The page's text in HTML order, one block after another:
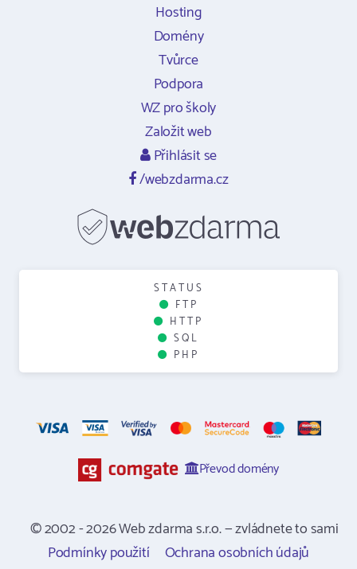
Hosting
Domény
Tvůrce
Podpora
WZ pro školy
Založit web
Přihlásit se
/webzdarma.cz
STATUS
FTP
HTTP
SQL
PHP
Převod domény
© 2002 - 2026 Web zdarma s.r.o. — zvládnete to sami
Podmínky použití
Ochrana osobních údajů